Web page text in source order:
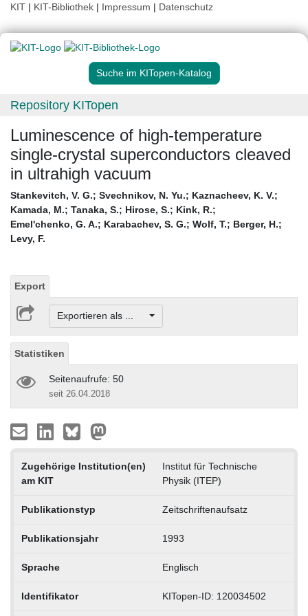
KIT | KIT-Bibliothek | Impressum | Datenschutz
Suche im KITopen-Katalog
Repository KITopen
Luminescence of high-temperature
single-crystal superconductors cleaved
in ultrahigh vacuum
Stankevitch, V. G.; Svechnikov, N. Yu.; Kaznacheev, K. V.;
Kamada, M.; Tanaka, S.; Hirose, S.; Kink, R.;
Emel'chenko, G. A.; Karabachev, S. G.; Wolf, T.; Berger, H.;
Levy, F.
Export
Exportieren als ...
Statistiken
Seitenaufrufe: 50
seit 26.04.2018
Zugehörige Institution(en)
am KIT
Institut für Technische
Physik (ITEP)
Publikationstyp Zeitschriftenaufsatz
Publikationsjahr 1993
Sprache Englisch
Identifikator KITopen-ID: 120034502